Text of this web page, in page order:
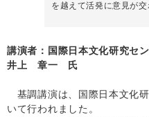
を越えて活発に意見が交
講演者：国際日本文化研究セ
井上 章一 氏
基調講演は、国際日本文化
いて行われました。